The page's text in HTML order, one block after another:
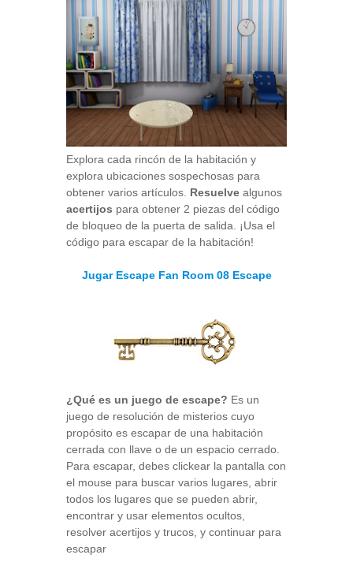
Explora cada rincón de la habitación y
explora ubicaciones sospechosas para
obtener varios artículos. Resuelve algunos
acertijos para obtener 2 piezas del código
de bloqueo de la puerta de salida. ¡Usa el
código para escapar de la habitación!
Jugar Escape Fan Room 08 Escape
¿Qué es un juego de escape? Es un
juego de resolución de misterios cuyo
propósito es escapar de una habitación
cerrada con llave o de un espacio cerrado.
Para escapar, debes clickear la pantalla con
el mouse para buscar varios lugares, abrir
todos los lugares que se pueden abrir,
encontrar y usar elementos ocultos,
resolver acertijos y trucos, y continuar para
escapar